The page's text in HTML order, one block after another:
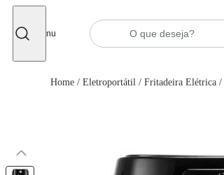
Menu
Home / Eletroportátil / Fritadeira Elétrica /